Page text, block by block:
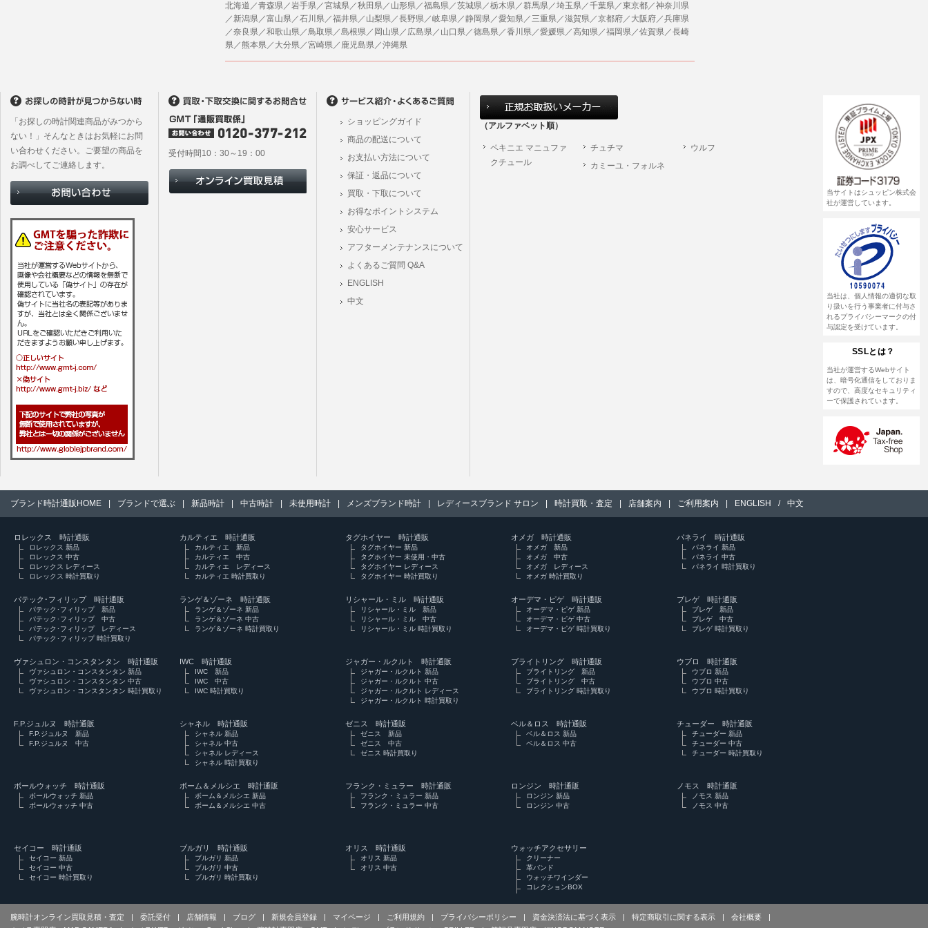
北海道／青森県／岩手県／宮城県／秋田県／山形県／福島県／茨城県／栃木県／群馬県／埼玉県／千葉県／東京都／神奈川県
／新潟県／富山県／石川県／福井県／山梨県／長野県／岐阜県／静岡県／愛知県／三重県／滋賀県／京都府／大阪府／兵庫県
／奈良県／和歌山県／鳥取県／島根県／岡山県／広島県／山口県／徳島県／香川県／愛媛県／高知県／福岡県／佐賀県／長崎
県／熊本県／大分県／宮崎県／鹿児島県／沖縄県
（アルファベット順）
ペキニエ マニュファ
クチュール
チュチマ
ウルフ
カミーユ・フォルネ
「お探しの時計関連商品がみつから
ない！」そんなときはお気軽にお問
い合わせください。ご要望の商品を
お調べしてご連絡します。
受付時間10：30～19：00
ショッピングガイド
商品の配送について
お支払い方法について
保証・返品について
買取・下取について
お得なポイントシステム
安心サービス
アフターメンテナンスについて
よくあるご質問 Q&A
ENGLISH
中文
当サイトはシュッピン株式会
社が運営しています。
当社は、個人情報の適切な取
り扱いを行う事業者に付与さ
れるプライバシーマークの付
与認定を受けています。
SSLとは？
当社が運営するWebサイト
は、暗号化通信をしておりま
すので、高度なセキュリティ
ーで保護されています。
ブランド時計通販HOME ブランドで選ぶ 新品時計 中古時計 未使用時計 メンズブランド時計 レディースブランド サロン 時計買取・査定 店舗案内 ご利用案内 ENGLISH / 中文
ロレックス 時計通販
ロレックス 新品
ロレックス 中古
ロレックス レディース
ロレックス 時計買取り
カルティエ 時計通販
カルティエ 新品
カルティエ 中古
カルティエ レディース
カルティエ 時計買取り
タグホイヤー 時計通販
タグホイヤー 新品
タグホイヤー 未使用・中古
タグホイヤー レディース
タグホイヤー 時計買取り
オメガ 時計通販
オメガ 新品
オメガ 中古
オメガ レディース
オメガ 時計買取り
パネライ 時計通販
パネライ 新品
パネライ 中古
パネライ 時計買取り
パテック･フィリップ 時計通販
パテック･フィリップ 新品
パテック･フィリップ 中古
パテック･フィリップ レディース
パテック･フィリップ 時計買取り
ランゲ＆ゾーネ 時計通販
ランゲ＆ゾーネ 新品
ランゲ＆ゾーネ 中古
ランゲ＆ゾーネ 時計買取り
リシャール・ミル 時計通販
リシャール・ミル 新品
リシャール・ミル 中古
リシャール・ミル 時計買取り
オーデマ・ピゲ 時計通販
オーデマ・ピゲ 新品
オーデマ・ピゲ 中古
オーデマ・ピゲ 時計買取り
ブレゲ 時計通販
ブレゲ 新品
ブレゲ 中古
ブレゲ 時計買取り
ヴァシュロン・コンスタンタン 時計通販
ヴァシュロン・コンスタンタン 新品
ヴァシュロン・コンスタンタン 中古
ヴァシュロン・コンスタンタン 時計買取り
IWC 時計通販
IWC 新品
IWC 中古
IWC 時計買取り
ジャガー・ルクルト 時計通販
ジャガー・ルクルト 新品
ジャガー・ルクルト 中古
ジャガー・ルクルト レディース
ジャガー・ルクルト 時計買取り
ブライトリング 時計通販
ブライトリング 新品
ブライトリング 中古
ブライトリング 時計買取り
ウブロ 時計通販
ウブロ 新品
ウブロ 中古
ウブロ 時計買取り
F.P.ジュルヌ 時計通販
F.P.ジュルヌ 新品
F.P.ジュルヌ 中古
シャネル 時計通販
シャネル 新品
シャネル 中古
シャネル レディース
シャネル 時計買取り
ゼニス 時計通販
ゼニス 新品
ゼニス 中古
ゼニス 時計買取り
ベル＆ロス 時計通販
ベル＆ロス 新品
ベル＆ロス 中古
チューダー 時計通販
チューダー 新品
チューダー 中古
チューダー 時計買取り
ボールウォッチ 時計通販
ボールウォッチ 新品
ボールウォッチ 中古
ボーム＆メルシエ 時計通販
ボーム＆メルシエ 新品
ボーム＆メルシエ 中古
フランク・ミュラー 時計通販
フランク・ミュラー 新品
フランク・ミュラー 中古
ロンジン 時計通販
ロンジン 新品
ロンジン 中古
ノモス 時計通販
ノモス 新品
ノモス 中古
セイコー 時計通販
セイコー 新品
セイコー 中古
セイコー 時計買取り
ブルガリ 時計通販
ブルガリ 新品
ブルガリ 中古
ブルガリ 時計買取り
オリス 時計通販
オリス 新品
オリス 中古
ウォッチアクセサリー
クリーナー
革バンド
ウォッチワインダー
コレクションBOX
腕時計オンライン買取見積・査定 委託受付 店舗情報 ブログ 新規会員登録 マイページ ご利用規約 プライバシーポリシー 資金決済法に基づく表示 特定商取引に関する表示 会社概要